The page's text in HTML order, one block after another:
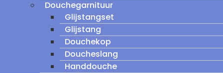
Douchegarnituur
Glijstangset
Glijstang
Douchekop
Doucheslang
Handdouche